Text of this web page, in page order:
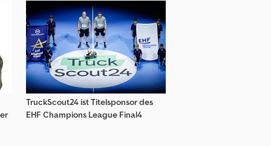
TruckScout24 ist Titelsponsor des
EHF Champions League Final4